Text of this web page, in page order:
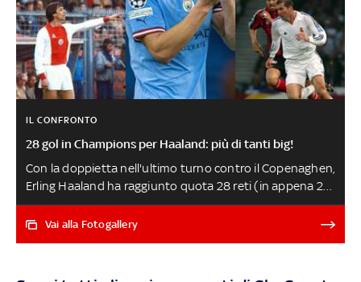
IL CONFRONTO
28 gol in Champions per Haaland: più di tanti big!
Con la doppietta nell'ultimo turno contro il Copenaghen,
Erling Haaland ha raggiunto quota 28 reti (in appena 22
presenze) in Champions League. L'attaccante del City, a
soli 22 anni, ha già superato nella classifica marcatori all
Vai alla Fotogallery